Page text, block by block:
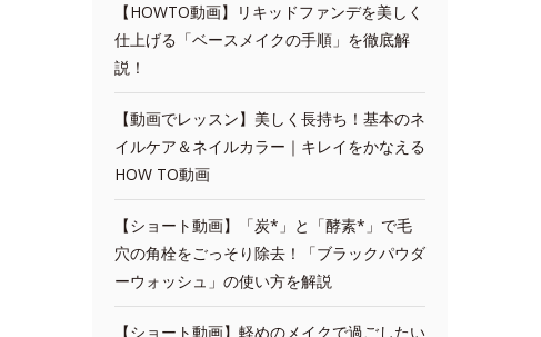
【HOWTO動画】リキッドファンデを美しく
仕上げる「ベースメイクの手順」を徹底解
説！
【動画でレッスン】美しく長持ち！基本のネ
イルケア＆ネイルカラー｜キレイをかなえる
HOW TO動画
【ショート動画】「炭*」と「酵素*」で毛
穴の角栓をごっそり除去！「ブラックパウダ
ーウォッシュ」の使い方を解説
【ショート動画】軽めのメイクで過ごしたい